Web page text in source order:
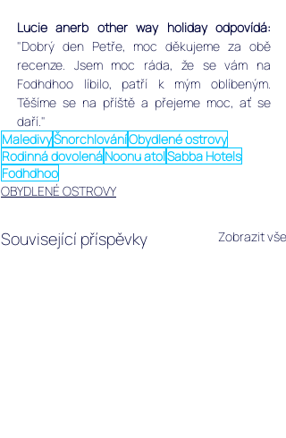
Lucie anerb other way holiday odpovídá:
"Dobrý den Petře, moc děkujeme za obě
recenze. Jsem moc ráda, že se vám na
Fodhdhoo líbilo, patří k mým oblíbeným.
Těšíme se na příště a přejeme moc, ať se
daří."
MaledivyŠnorchlováníObydlené ostrovy
Rodinná dovolenáNoonu atolSabba Hotels
Fodhdhoo
OBYDLENÉ OSTROVY
Související příspěvky Zobrazit vše